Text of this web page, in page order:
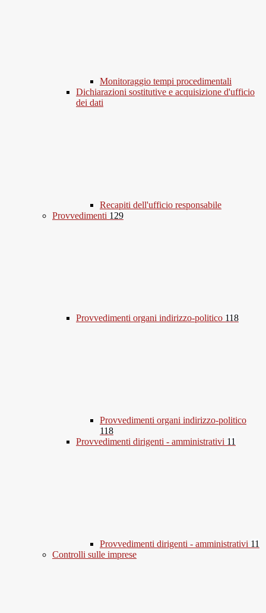
Monitoraggio tempi procedimentali
Dichiarazioni sostitutive e acquisizione d'ufficio
dei dati
Recapiti dell'ufficio responsabile
Provvedimenti 129
Provvedimenti organi indirizzo-politico 118
Provvedimenti organi indirizzo-politico
118
Provvedimenti dirigenti - amministrativi 11
Provvedimenti dirigenti - amministrativi 11
Controlli sulle imprese